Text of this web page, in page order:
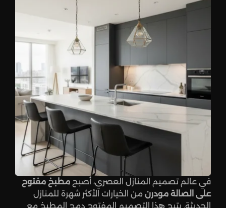
في عالم تصميم المنازل العصري، أصبح مطبخ مفتوح
على الصالة مودرن من الخيارات الأكثر شهرة للمنازل
الحديثة. يتيح هذا التصميم المفتوح دمج المطبخ مع